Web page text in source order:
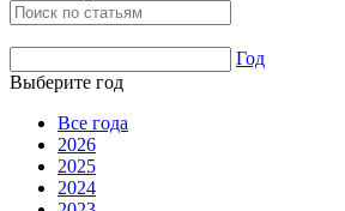
Год
Выберите год
Все года
2026
2025
2024